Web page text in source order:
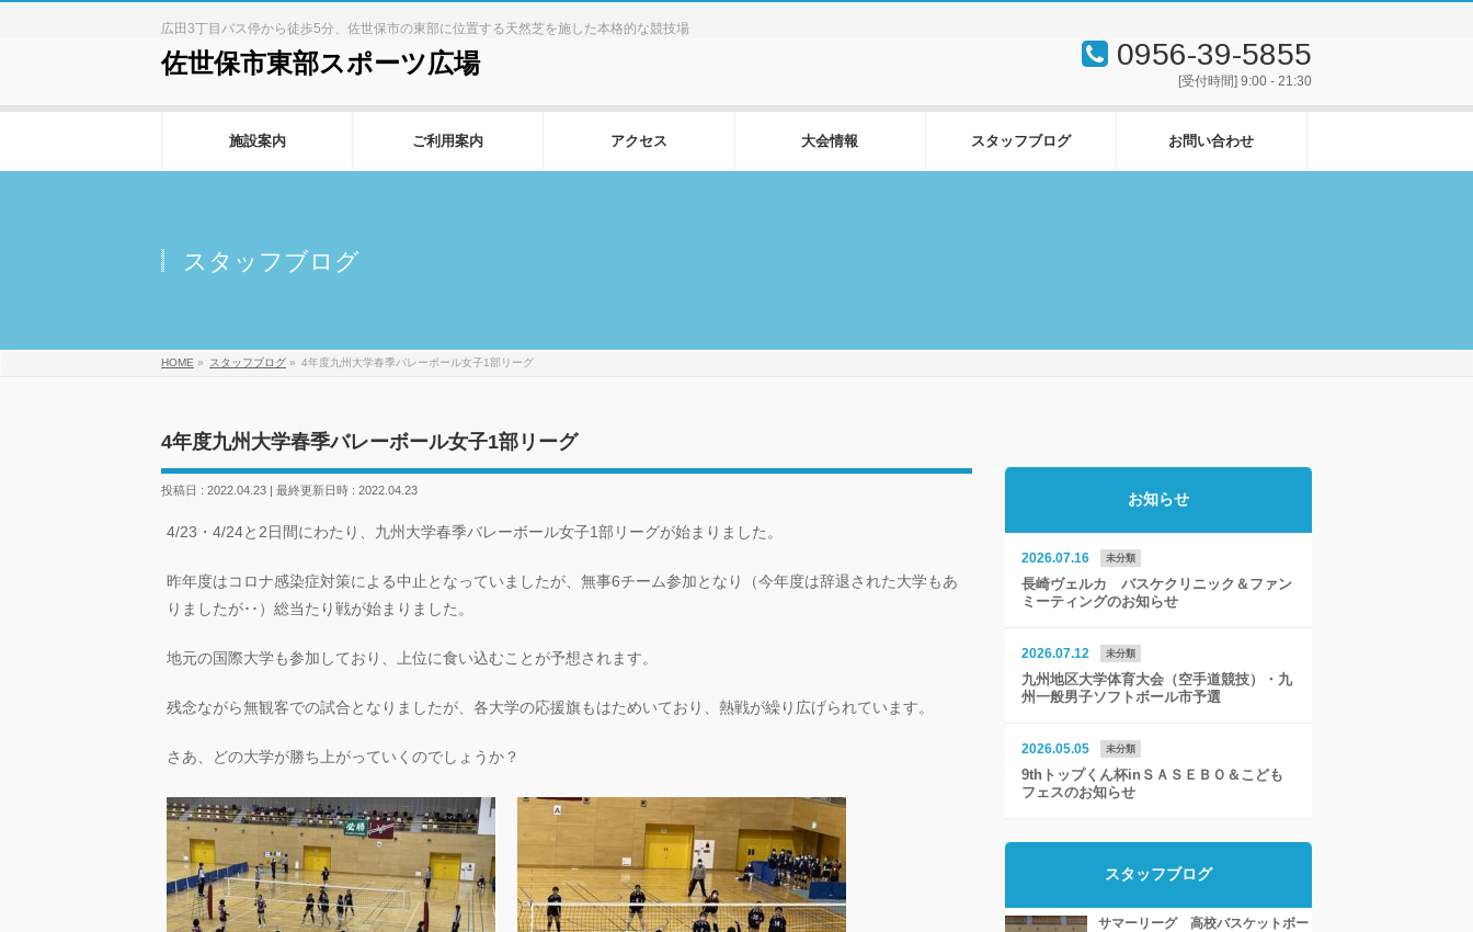
広田3丁目バス停から徒歩5分、佐世保市の東部に位置する天然芝を施した本格的な競技場
佐世保市東部スポーツ広場 0956-39-5855
[受付時間] 9:00 - 21:30
施設案内 ご利用案内 アクセス 大会情報 スタッフブログ お問い合わせ
スタッフブログ
HOME » スタッフブログ » 4年度九州大学春季バレーボール女子1部リーグ
4年度九州大学春季バレーボール女子1部リーグ
投稿日 : 2022.04.23 最終更新日時 : 2022.04.23
4/23・4/24と2日間にわたり、九州大学春季バレーボール女子1部リーグが始まりました。
昨年度はコロナ感染症対策による中止となっていましたが、無事6チーム参加となり（今年度は辞退された大学もあ
りましたが･･）総当たり戦が始まりました。
地元の国際大学も参加しており、上位に食い込むことが予想されます。
残念ながら無観客での試合となりましたが、各大学の応援旗もはためいており、熱戦が繰り広げられています。
さあ、どの大学が勝ち上がっていくのでしょうか？
お知らせ
2026.07.16 未分類
長崎ヴェルカ バスケクリニック＆ファン
ミーティングのお知らせ
2026.07.12 未分類
九州地区大学体育大会（空手道競技）・九
州一般男子ソフトボール市予選
2026.05.05 未分類
9thトップくん杯inＳＡＳＥＢＯ＆こども
フェスのお知らせ
スタッフブログ
サマーリーグ 高校バスケットボー